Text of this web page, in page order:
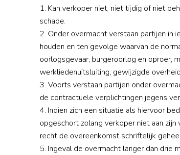
1. Kan verkoper niet, niet tijdig of niet
schade.
2. Onder overmacht verstaan partijen in
houden en ten gevolge waarvan de
oorlogsgevaar, burgeroorlog en oproer,
werkliedenuitsluiting, gewijzigde
3. Voorts verstaan partijen onder
de contractuele verplichtingen jegens
4. Indien zich een situatie als hiervoor
opgeschort zolang verkoper niet aan
recht de overeenkomst schriftelijk
5. Ingeval de overmacht langer dan drie